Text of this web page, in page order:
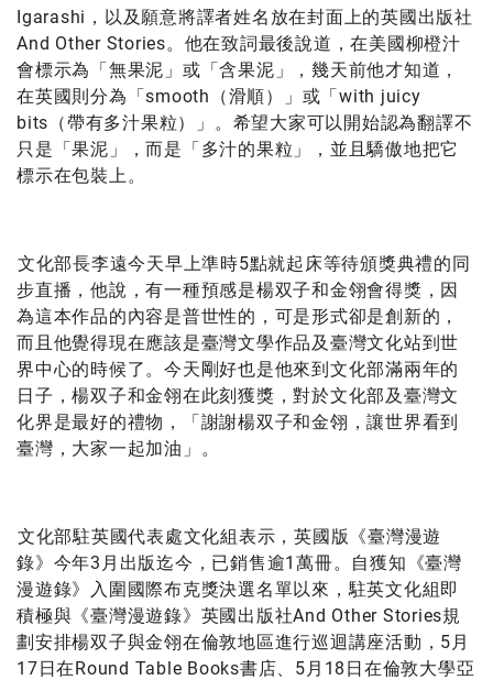
Igarashi，以及願意將譯者姓名放在封面上的英國出版社
And Other Stories。他在致詞最後說道，在美國柳橙汁
會標示為「無果泥」或「含果泥」，幾天前他才知道，
在英國則分為「smooth（滑順）」或「with juicy
bits（帶有多汁果粒）」。希望大家可以開始認為翻譯不
只是「果泥」，而是「多汁的果粒」，並且驕傲地把它
標示在包裝上。
文化部長李遠今天早上準時5點就起床等待頒獎典禮的同
步直播，他說，有一種預感是楊双子和金翎會得獎，因
為這本作品的內容是普世性的，可是形式卻是創新的，
而且他覺得現在應該是臺灣文學作品及臺灣文化站到世
界中心的時候了。今天剛好也是他來到文化部滿兩年的
日子，楊双子和金翎在此刻獲獎，對於文化部及臺灣文
化界是最好的禮物，「謝謝楊双子和金翎，讓世界看到
臺灣，大家一起加油」。
文化部駐英國代表處文化組表示，英國版《臺灣漫遊
錄》今年3月出版迄今，已銷售逾1萬冊。自獲知《臺灣
漫遊錄》入圍國際布克獎決選名單以來，駐英文化組即
積極與《臺灣漫遊錄》英國出版社And Other Stories規
劃安排楊双子與金翎在倫敦地區進行巡迴講座活動，5月
17日在Round Table Books書店、5月18日在倫敦大學亞